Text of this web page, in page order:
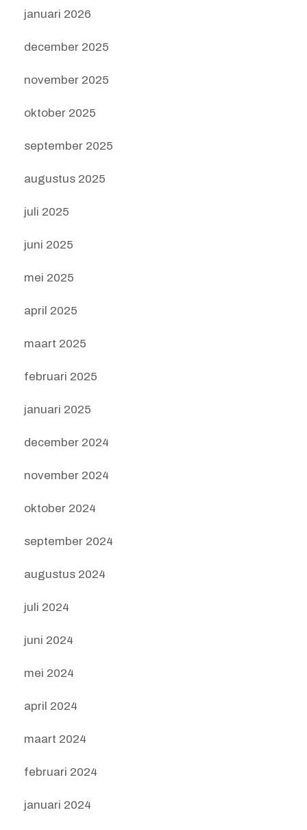
januari 2026
december 2025
november 2025
oktober 2025
september 2025
augustus 2025
juli 2025
juni 2025
mei 2025
april 2025
maart 2025
februari 2025
januari 2025
december 2024
november 2024
oktober 2024
september 2024
augustus 2024
juli 2024
juni 2024
mei 2024
april 2024
maart 2024
februari 2024
januari 2024